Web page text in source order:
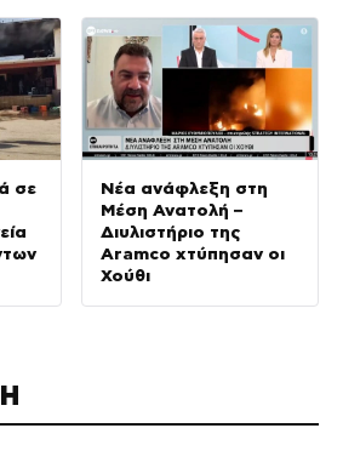
σε
Νέα ανάφλεξη στη
Μέση Ανατολή –
Διυλιστήριο της
Aramco χτύπησαν οι
Χούθι